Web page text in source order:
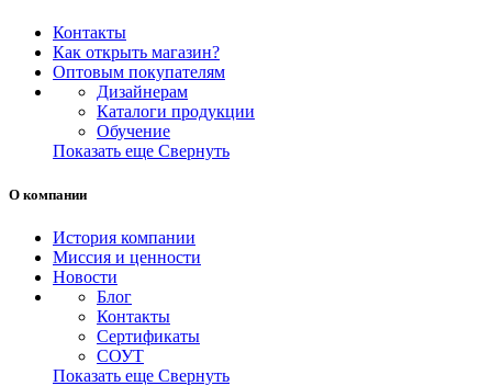
Контакты
Как открыть магазин?
Оптовым покупателям
Дизайнерам
Каталоги продукции
Обучение
Показать еще Свернуть
О компании
История компании
Миссия и ценности
Новости
Блог
Контакты
Сертификаты
СОУТ
Показать еще Свернуть